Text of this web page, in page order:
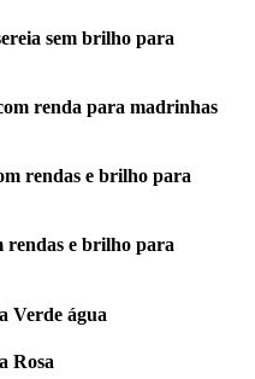
sem brilho para
renda para madrinhas
rendas e brilho para
rendas e brilho para
Verde água
Rosa